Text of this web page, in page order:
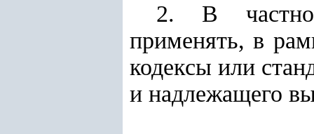
2. В
применять, в
кодексы или
и надлежащего